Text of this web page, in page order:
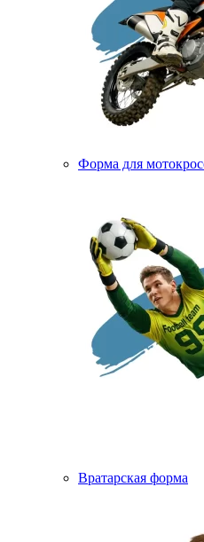
Форма для
Вратарская форма